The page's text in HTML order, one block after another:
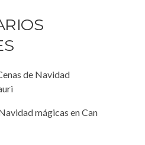
de Navidad
mágicas en Can